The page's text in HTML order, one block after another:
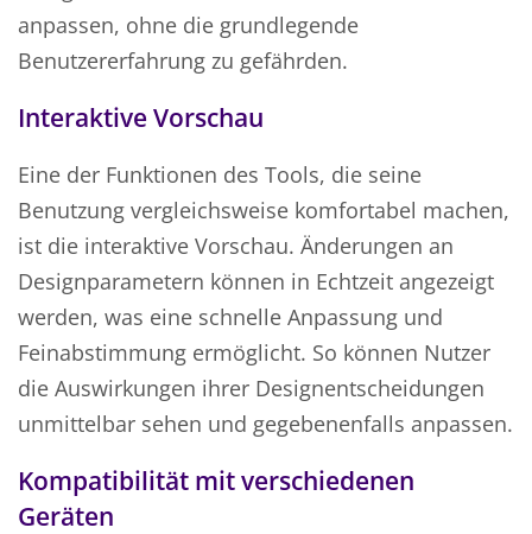
anpassen, ohne die grundlegende
Benutzererfahrung zu gefährden.
Interaktive Vorschau
Eine der Funktionen des Tools, die seine
Benutzung vergleichsweise komfortabel machen,
ist die interaktive Vorschau. Änderungen an
Designparametern können in Echtzeit angezeigt
werden, was eine schnelle Anpassung und
Feinabstimmung ermöglicht. So können Nutzer
die Auswirkungen ihrer Designentscheidungen
unmittelbar sehen und gegebenenfalls anpassen.
Kompatibilität mit verschiedenen
Geräten